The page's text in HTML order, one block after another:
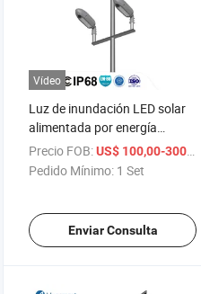
Vídeo
Luz de inundación LED solar
alimentada por energía
exterior IP66 Luz de cartelera
Luz de carretera Luz de
Precio FOB:US$ 100,00-300,00
Pedido Mínimo: 1 Set
Enviar Consulta